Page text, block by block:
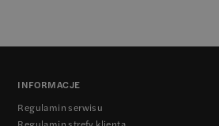
INFORMACJE
Regulamin serwisu